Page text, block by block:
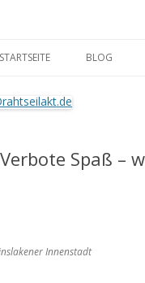
STARTSEITE BLOG
Spaß –
Innenstadt